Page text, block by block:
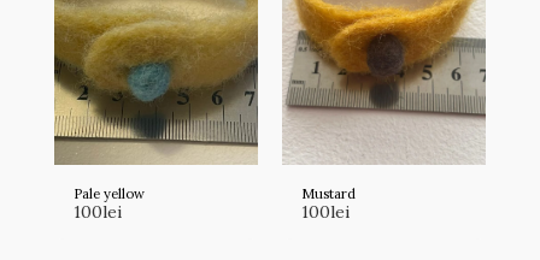
Pale yellow
100lei
Mustard
100lei